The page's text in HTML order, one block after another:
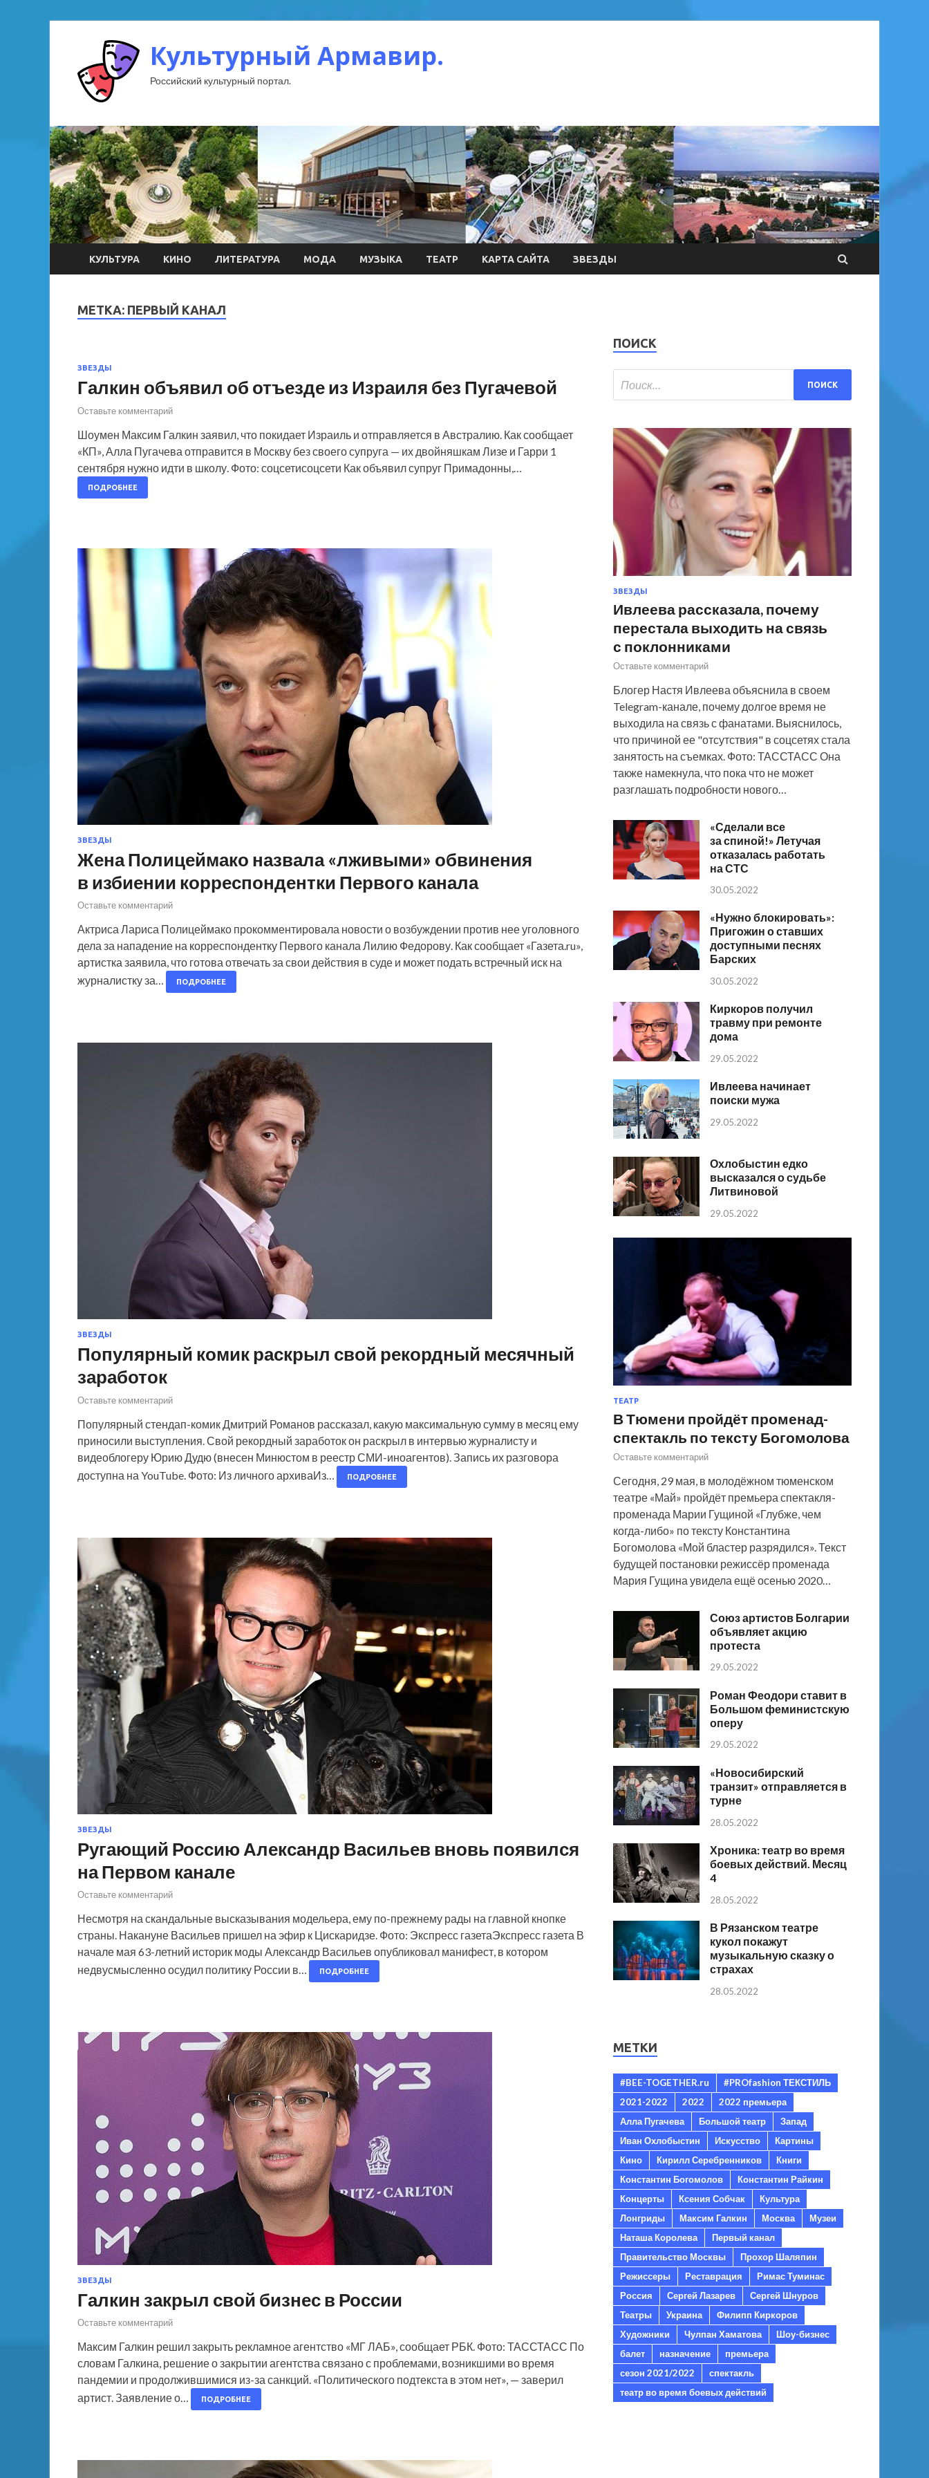
Культурный Армавир.
Российский культурный портал.
КУЛЬТУРА КИНО ЛИТЕРАТУРА МОДА МУЗЫКА ТЕАТР КАРТА САЙТА ЗВЕЗДЫ
МЕТКА: ПЕРВЫЙ КАНАЛ
ЗВЕЗДЫ
Галкин объявил об отъезде из Израиля без Пугачевой
Оставьте комментарий
Шоумен Максим Галкин заявил, что покидает Израиль и отправляется в Австралию. Как сообщает
«КП», Алла Пугачева отправится в Москву без своего супруга — их двойняшкам Лизе и Гарри 1
сентября нужно идти в школу. Фото: соцсетисоцсети Как объявил супруг Примадонны,…
ПОДРОБНЕЕ
ЗВЕЗДЫ
Жена Полицеймако назвала «лживыми» обвинения
в избиении корреспондентки Первого канала
Оставьте комментарий
Актриса Лариса Полицеймако прокомментировала новости о возбуждении против нее уголовного
дела за нападение на корреспондентку Первого канала Лилию Федорову. Как сообщает «Газета.ru»,
артистка заявила, что готова отвечать за свои действия в суде и может подать встречный иск на
журналистку за…
ПОДРОБНЕЕ
ЗВЕЗДЫ
Популярный комик раскрыл свой рекордный месячный
заработок
Оставьте комментарий
Популярный стендап-комик Дмитрий Романов рассказал, какую максимальную сумму в месяц ему
приносили выступления. Свой рекордный заработок он раскрыл в интервью журналисту и
видеоблогеру Юрию Дудю (внесен Минюстом в реестр СМИ-иноагентов). Запись их разговора
доступна на YouTube. Фото: Из личного архиваИз…
ПОДРОБНЕЕ
ЗВЕЗДЫ
Ругающий Россию Александр Васильев вновь появился
на Первом канале
Оставьте комментарий
Несмотря на скандальные высказывания модельера, ему по-прежнему рады на главной кнопке
страны. Накануне Васильев пришел на эфир к Цискаридзе. Фото: Экспресс газетаЭкспресс газета В
начале мая 63-летний историк моды Александр Васильев опубликовал манифест, в котором
недвусмысленно осудил политику России в…
ПОДРОБНЕЕ
ЗВЕЗДЫ
Галкин закрыл свой бизнес в России
Оставьте комментарий
Максим Галкин решил закрыть рекламное агентство «МГ ЛАБ», сообщает РБК. Фото: ТАССТАСС По
словам Галкина, решение о закрытии агентства связано с проблемами, возникшими во время
пандемии и продолжившимися из-за санкций. «Политического подтекста в этом нет», — заверил
артист. Заявление о…
ПОДРОБНЕЕ
ПОИСК
ЗВЕЗДЫ
Ивлеева рассказала, почему
перестала выходить на связь
с поклонниками
Оставьте комментарий
Блогер Настя Ивлеева объяснила в своем
Telegram-канале, почему долгое время не
выходила на связь с фанатами. Выяснилось,
что причиной ее "отсутствия" в соцсетях стала
занятость на съемках. Фото: ТАССТАСС Она
также намекнула, что пока что не может
разглашать подробности нового…
«Сделали все
за спиной!» Летучая
отказалась работать
на СТС
30.05.2022
«Нужно блокировать»:
Пригожин о ставших
доступными песнях
Барских
30.05.2022
Киркоров получил
травму при ремонте
дома
29.05.2022
Ивлеева начинает
поиски мужа
29.05.2022
Охлобыстин едко
высказался о судьбе
Литвиновой
29.05.2022
ТЕАТР
В Тюмени пройдёт променад-
спектакль по тексту Богомолова
Оставьте комментарий
Сегодня, 29 мая, в молодёжном тюменском
театре «Май» пройдёт премьера спектакля-
променада Марии Гущиной «Глубже, чем
когда-либо» по тексту Константина
Богомолова «Мой бластер разрядился». Текст
будущей постановки режиссёр променада
Мария Гущина увидела ещё осенью 2020…
Союз артистов Болгарии
объявляет акцию
протеста
29.05.2022
Роман Феодори ставит в
Большом феминистскую
оперу
29.05.2022
«Новосибирский
транзит» отправляется в
турне
28.05.2022
Хроника: театр во время
боевых действий. Месяц
4
28.05.2022
В Рязанском театре
кукол покажут
музыкальную сказку о
страхах
28.05.2022
МЕТКИ
#BEE-TOGETHER.ru
#PROfashion ТЕКСТИЛЬ
2021-2022
2022
2022 премьера
Алла Пугачева
Большой театр
Запад
Иван Охлобыстин
Искусство
Картины
Кино
Кирилл Серебренников
Книги
Константин Богомолов
Константин Райкин
Концерты
Ксения Собчак
Культура
Лонгриды
Максим Галкин Москва
Музеи
Наташа Королева
Первый канал
Правительство Москвы
Прохор Шаляпин
Режиссеры
Реставрация
Римас Туминас
Россия
Сергей Лазарев
Сергей Шнуров
Театры
Украина
Филипп Киркоров
Художники
Чулпан Хаматова
Шоу-бизнес
балет
назначение
премьера
сезон 2021/2022
спектакль
театр во время боевых действий